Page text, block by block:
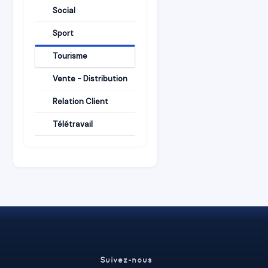
Social
Sport
Tourisme
Vente - Distribution
Relation Client
Télétravail
Suivez-nous